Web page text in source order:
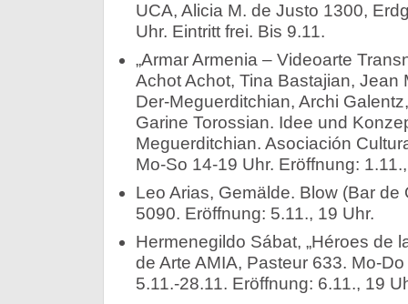
UCA, Alicia M. de Justo 1300,
Uhr. Eintritt frei. Bis 9.11.
„Armar Armenia – Videoarte
Achot Achot, Tina Bastajian, Jean
Der-Meguerditchian, Archi
Garine Torossian. Idee und
Meguerditchian. Asociación
Mo-So 14-19 Uhr. Eröffnung:
Leo Arias, Gemälde. Blow (Bar
5090. Eröffnung: 5.11., 19 Uhr.
Hermenegildo Sábat, „Héroes de
de Arte AMIA, Pasteur 633. Mo-
5.11.-28.11. Eröffnung: 6.11., 19